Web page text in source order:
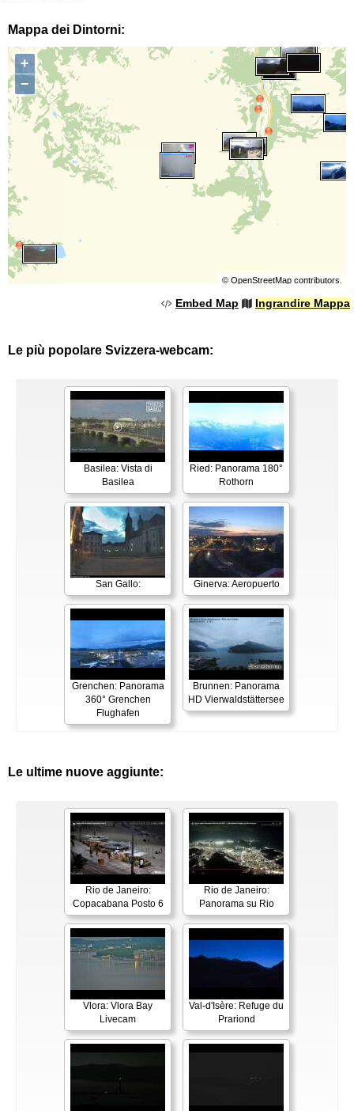
Mappa dei Dintorni:
+
−
© OpenStreetMapcontributors.
Embed Map Ingrandire Mappa
Le più popolare Svizzera-webcam:
Basilea: Vista di
Basilea
Ried: Panorama 180°
Rothorn
San Gallo: Ginerva: Aeropuerto
Grenchen: Panorama
360° Grenchen
Flughafen
Brunnen: Panorama
HD Vierwaldstättersee
Le ultime nuove aggiunte:
Rio de Janeiro:
Copacabana Posto 6
Rio de Janeiro:
Panorama su Rio
Vlora: Vlora Bay
Livecam
Val-d'Isère: Refuge du
Prariond